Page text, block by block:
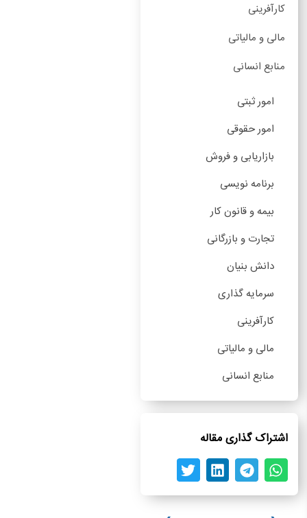
کارآفرینی
مالی و مالیاتی
منابع انسانی
امور ثبتی
امور حقوقی
بازاریابی و فروش
برنامه نویسی
بیمه و قانون کار
تجارت و بازرگانی
دانش بنیان
سرمایه گذاری
کارآفرینی
مالی و مالیاتی
منابع انسانی
اشتراک گذاری مقاله